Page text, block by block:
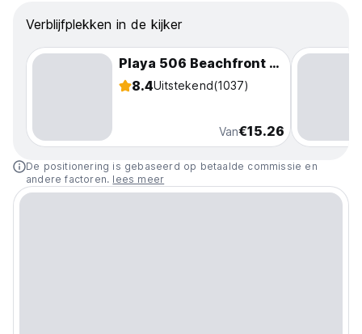
Verblijfplekken in de kijker
Playa 506 Beachfront Hostel
8.4Uitstekend(1037)
Van€15.26
De positionering is gebaseerd op betaalde commissie en
andere factoren. lees meer